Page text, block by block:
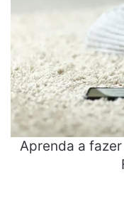
Aprenda a